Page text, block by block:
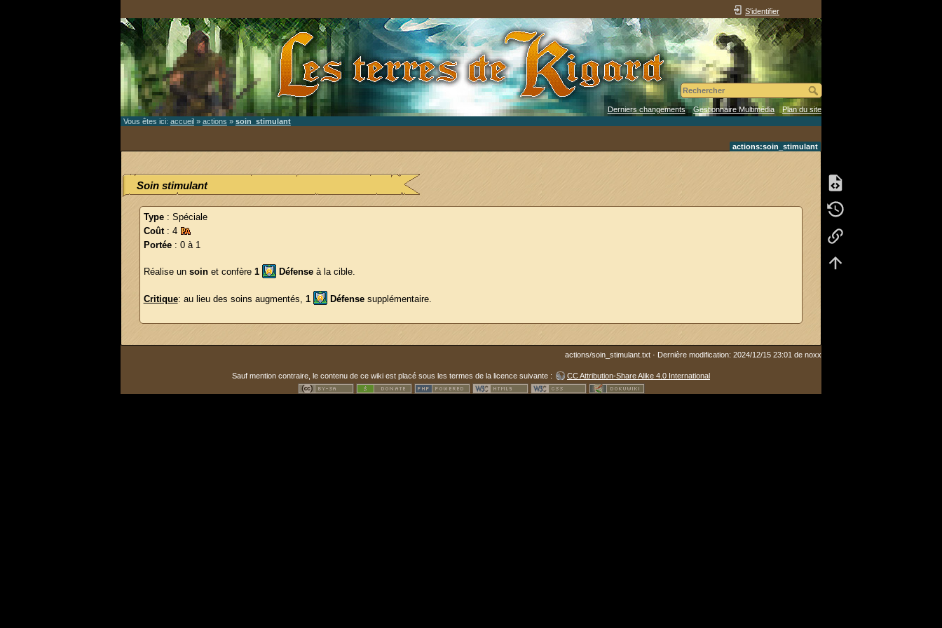
S'identifier
Derniers changements Gestionnaire Multimédia
Plan du site
Vous êtes ici: accueil» actions » soin_stimulant
actions:soin_stimulant
Soin stimulant
Type: Spéciale
Coût: 4
Portée: 0 à 1
Réalise un soinet confère 1 Défenseà la cible.
Critique: au lieu des soins augmentés, 1 Défensesupplémentaire.
actions/soin_stimulant.txt · Dernière modification: 2024/12/15 23:01 de noxx
Sauf mention contraire, le contenu de ce wiki est placé sous les termes de la licence suivante : CC Attribution-Share Alike 4.0 International